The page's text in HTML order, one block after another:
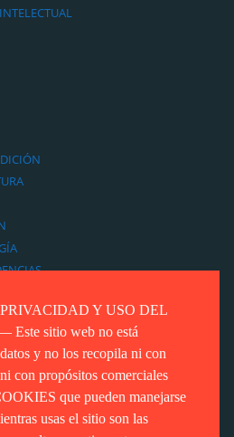
Y USO DEL
sitio web no está
y no los recopila ni con
con propósitos comerciales
que pueden manejarse
usas el sitio son las